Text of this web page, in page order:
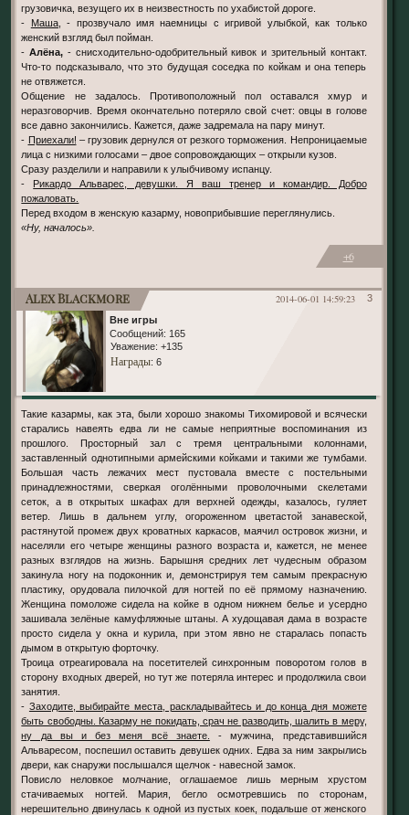
грузовичка, везущего их в неизвестность по ухабистой дороге.
-
Маша,
- прозвучало имя наемницы с игривой улыбкой, как только
женский взгляд был пойман.
-Алёна, - снисходительно-одобрительный кивок и зрительный контакт.
Что-то подсказывало, что это будущая соседка по койкам и она теперь
не отвяжется.
Общение не задалось. Противоположный пол оставался хмур и
неразговорчив. Время окончательно потеряло свой счет: овцы в голове
все давно закончились. Кажется, даже задремала на пару минут.
- Приехали! – грузовик дернулся от резкого торможения. Непроницаемые
лица с низкими голосами – двое сопровождающих – открыли кузов.
Сразу разделили и направили к улыбчивому испанцу.
- Рикардо Альварес, девушки. Я ваш тренер и командир. Добро
пожаловать.
Перед входом в женскую казарму, новоприбывшие переглянулись.
«Ну, началось».
+6
3
2014-06-01 14:59:23
Alex Blackmore
Вне игры
Сообщений: 165
Уважение: +135
Награды: 6
Такие казармы, как эта, были хорошо знакомы Тихомировой и всячески
старались навеять едва ли не самые неприятные воспоминания из
прошлого. Просторный зал с тремя центральными колоннами,
заставленный однотипными армейскими койками и такими же тумбами.
Большая часть лежачих мест пустовала вместе с постельными
принадлежностями, сверкая оголёнными проволочными скелетами
сеток, а в открытых шкафах для верхней одежды, казалось, гуляет
ветер. Лишь в дальнем углу, огороженном цветастой занавеской,
растянутой промеж двух кроватных каркасов, маячил островок жизни, и
населяли его четыре женщины разного возраста и, кажется, не менее
разных взглядов на жизнь. Барышня средних лет чудесным образом
закинула ногу на подоконник и, демонстрируя тем самым прекрасную
пластику, орудовала пилочкой для ногтей по её прямому назначению.
Женщина помоложе сидела на койке в одном нижнем белье и усердно
зашивала зелёные камуфляжные штаны. А худощавая дама в возрасте
просто сидела у окна и курила, при этом явно не старалась попасть
дымом в открытую форточку.
Троица отреагировала на посетителей синхронным поворотом голов в
сторону входных дверей, но тут же потеряла интерес и продолжила свои
занятия.
- Заходите, выбирайте места, раскладывайтесь и до конца дня можете
быть свободны. Казарму не покидать, срач не разводить, шалить в меру,
ну да вы и без меня всё знаете.
- мужчина, представившийся
Альваресом, поспешил оставить девушек одних. Едва за ним закрылись
двери, как снаружи послышался щелчок - навесной замок.
Повисло неловкое молчание, оглашаемое лишь мерным хрустом
стачиваемых ногтей. Мария, бегло осмотревшись по сторонам,
нерешительно двинулась к одной из пустых коек, подальше от женского